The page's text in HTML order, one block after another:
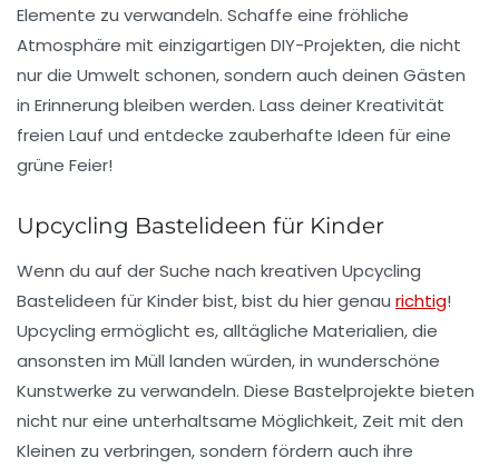
Elemente zu verwandeln. Schaffe eine fröhliche
Atmosphäre mit einzigartigen DIY-Projekten, die nicht
nur die Umwelt schonen, sondern auch deinen Gästen
in Erinnerung bleiben werden. Lass deinerKreativität
freien Lauf und entdecke zauberhafte Ideen für eine
grüne Feier!
Upcycling Bastelideen für Kinder
Wenn du auf der Suche nach kreativen Upcycling
Bastelideen für Kinder bist, bist du hier genau richtig!
Upcycling ermöglicht es, alltägliche Materialien, die
ansonsten im Müll landen würden, in wunderschöne
Kunstwerke zu verwandeln. Diese Bastelprojekte bieten
nicht nur eine unterhaltsame Möglichkeit, Zeit mit den
Kleinen zu verbringen, sondern fördern auch ihre